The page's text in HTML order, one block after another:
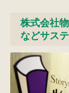
株式会社
などサス